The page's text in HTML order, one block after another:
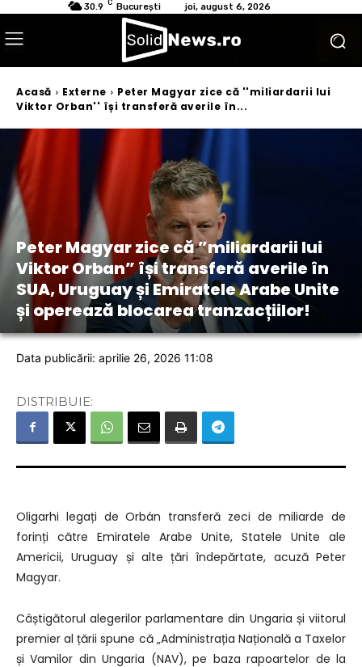
30.9 C București joi, august 6, 2026
Acasă Externe
Peter Magyar zice că ''miliardarii lui
Viktor Orban'' își transferă averile în...
Peter Magyar zice că ”miliardarii lui
Viktor Orban” își transferă averile în
SUA, Uruguay și Emiratele Arabe Unite
și operează blocarea tranzacțiilor!
Data publicării: aprilie 26, 2026 11:08
DISTRIBUIE:
Oligarhi legați de Orbán transferă zeci de miliarde de
forinți către Emiratele Arabe Unite, Statele Unite ale
Americii, Uruguay și alte țări îndepărtate, acuză Peter
Magyar.
Câștigătorul alegerilor parlamentare din Ungaria și viitorul
premier al țării spune că „Administrația Națională a Taxelor
și Vamilor din Ungaria (NAV), pe baza rapoartelor de la